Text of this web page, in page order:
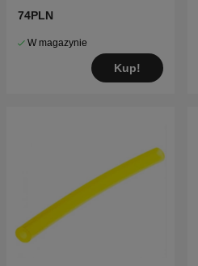
74PLN
W magazynie
Kup!